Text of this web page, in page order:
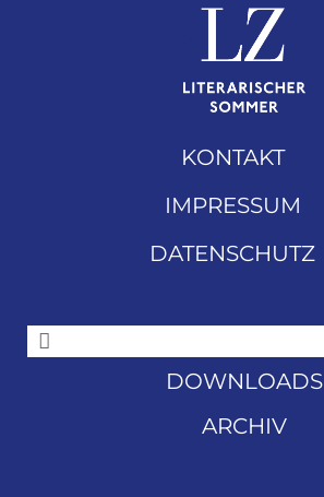
KONTAKT
IMPRESSUM
DATENSCHUTZ
DOWNLOADS
ARCHIV